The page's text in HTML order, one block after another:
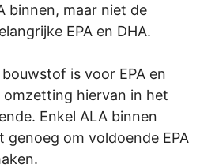
binnen, maar niet de
EPA en DHA.
is voor EPA en
omzetting hiervan in het
Enkel ALA binnen
genoeg om voldoende EPA